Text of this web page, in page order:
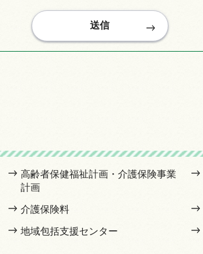
高齢者保健福祉計画・介護保険事業
計画
介護保険料
地域包括支援センター